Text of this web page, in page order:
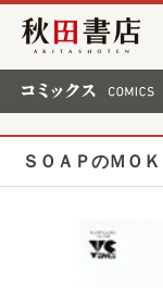
秋田書店
ＳＯＡＰのＭＯ